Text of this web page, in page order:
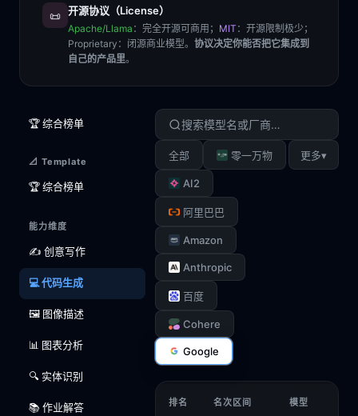
📜 开源协议（License）
Apache/Llama ：完全开源可商用； MIT ：开源限制极少；
Proprietary ：闭源商业模型。 协议决定你能否把它集成到
自己的产品里。
🏆 综合榜单
📐 Template
🏆 综合榜单
能力维度
✍️ 创意写作
💻 代码生成
🖼️ 图像描述
📊 图表分析
🔍 实体识别
📚 作业解答
全部 零一万物
AI2
阿里巴巴
Amazon
Anthropic
百度
Cohere
Google
更多▾
排名 名次区间 模型